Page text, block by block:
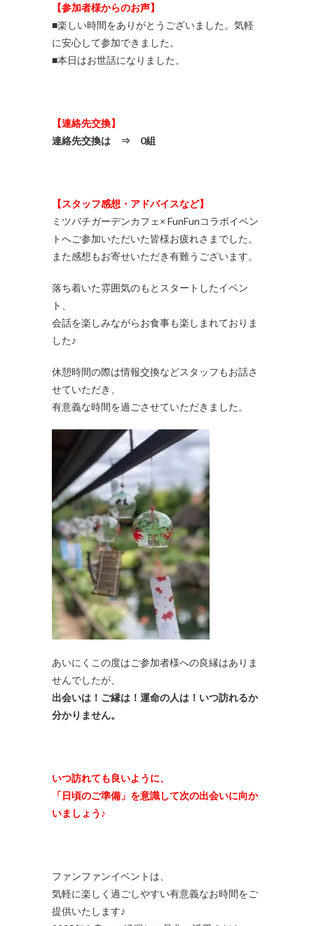
【参加者様からのお声】
■楽しい時間をありがとうございました。気軽
に安心して参加できました。
■本日はお世話になりました。
【連絡先交換】
連絡先交換は ⇒ 0組
【スタッフ感想・アドバイスなど】
ミツバチガーデンカフェ× FunFunコラボイベン
トへご参加いただいた皆様お疲れさまでした。
また感想もお寄せいただき有難うございます。
落ち着いた雰囲気のもとスタートしたイベン
ト、
会話を楽しみながらお食事も楽しまれておりま
した♪
休憩時間の際は情報交換などスタッフもお話さ
せていただき、
有意義な時間を過ごさせていただきました。
あいにくこの度はご参加者様への良縁はありま
せんでしたが、
出会いは！ご縁は！運命の人は！いつ訪れるか
分かりません。
いつ訪れても良いように、
「日頃のご準備」を意識して次の出会いに向か
いましょう♪
ファンファンイベントは、
気軽に楽しく過ごしやすい有意義なお時間をご
提供いたします♪